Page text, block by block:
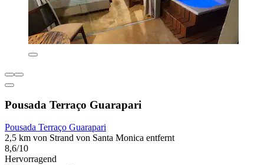
Pousada Terraço Guarapari
Pousada Terraço Guarapari
2,5 km von Strand von Santa Monica entfernt
8,6/10
Hervorragend